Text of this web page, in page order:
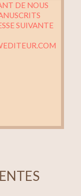
DE NOUS
SUIVANTE